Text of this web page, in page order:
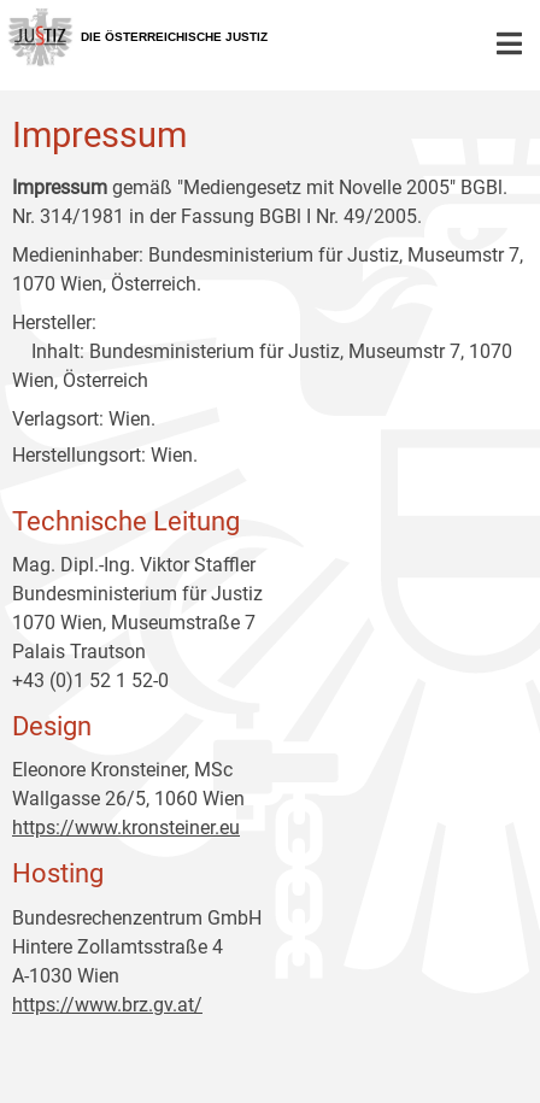
Zur
Hauptnavigation
[1]
Zum
Inhalt
[2]
Zum
Untermenü
[3]
DIE ÖSTERREICHISCHE JUSTIZ
Impressum
Impressum gemäß "Mediengesetz mit Novelle 2005" BGBl.
Nr. 314/1981 in der Fassung BGBl I Nr. 49/2005.
Medieninhaber: Bundesministerium für Justiz, Museumstr 7,
1070 Wien, Österreich.
Hersteller:
Inhalt: Bundesministerium für Justiz, Museumstr 7, 1070
Wien, Österreich
Verlagsort: Wien.
Herstellungsort: Wien.
Technische Leitung
Mag. Dipl.-Ing. Viktor Staffler
Bundesministerium für Justiz
1070 Wien, Museumstraße 7
Palais Trautson
+43 (0)1 52 1 52-0
Design
Eleonore Kronsteiner, MSc
Wallgasse 26/5, 1060 Wien
https://www.kronsteiner.eu
Hosting
Bundesrechenzentrum GmbH
Hintere Zollamtsstraße 4
A-1030 Wien
https://www.brz.gv.at/